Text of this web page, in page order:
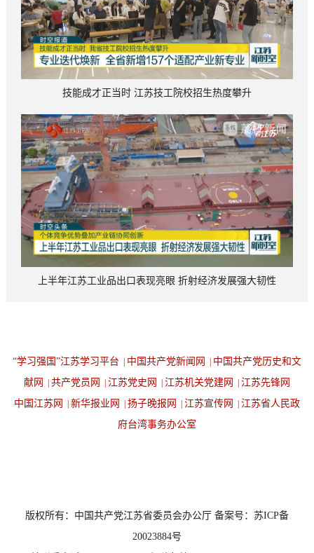
技能成才正当时 江苏技工院校招生热度攀升
上半年江苏工业品出口表现亮眼 折射经济发展强大韧性
“学习强国”江苏学习平台 中国共产党新闻网
中国共产党历史和文
献网
共产党员网 江苏党史网 江苏机关党建网
江苏先锋网
中国江苏网
新华报业网 扬子晚报网 江苏宣传网
江苏省人民政
府台湾事务办公室
版权所有：中国共产党江苏省委员会办公厅 备案号：苏ICP备
20023884号